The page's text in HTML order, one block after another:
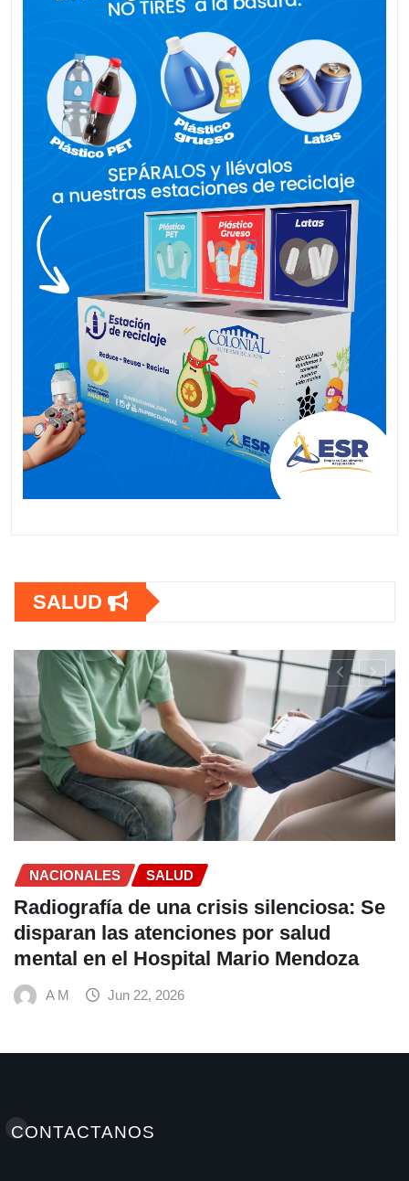
SALUD
para
con
SALUD
Endometriosis y miomas:
ofrecen a las mujeres
tratamiento menos
A M
CONTACTANOS